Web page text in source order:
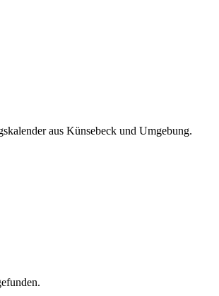
aus Künsebeck und Umgebung.